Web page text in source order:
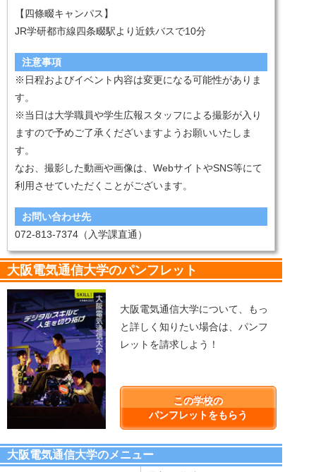
【四條畷キャンパス】
JR学研都市線四条畷駅より近鉄バスで10分
注意事項
※日程およびイベント内容は変更になる可能性がありま
す。
※当日は大学職員や学生広報スタッフによる撮影が入り
ますので予めご了承くだざいますようお願いいたしま
す。
なお、撮影した動画や画像は、WebサイトやSNS等にて
利用させていただくことがございます。
お問い合わせ先
072-813-7374（入学課直通）
大阪電気通信大学のパンフレット
大阪電気通信大学について、もっ
と詳しく知りたい場合は、パンフ
レットを請求しよう！
この学校の
パンフレットをもらう
大阪電気通信大学のメニュー